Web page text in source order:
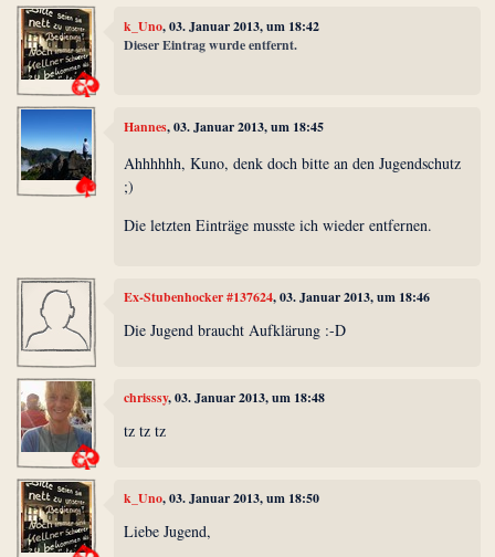
k_Uno, 03. Januar 2013, um 18:42
Dieser Eintrag wurde entfernt.
Hannes, 03. Januar 2013, um 18:45
Ahhhhhh, Kuno, denk doch bitte an den Jugendschutz
;)
Die letzten Einträge musste ich wieder entfernen.
Ex-Stubenhocker #137624, 03. Januar 2013, um 18:46
Die Jugend braucht Aufklärung :-D
chrisssy, 03. Januar 2013, um 18:48
tz tz tz
k_Uno, 03. Januar 2013, um 18:50
Liebe Jugend,